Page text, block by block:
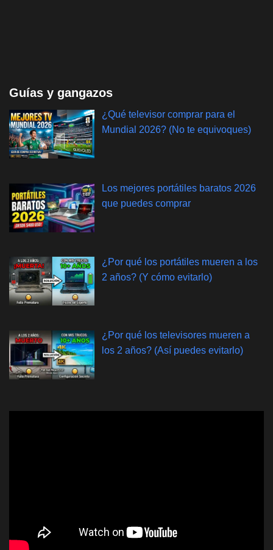
Guías y gangazos
¿Qué televisor comprar para el
Mundial 2026? (No te equivoques)
Los mejores portátiles baratos 2026
que puedes comprar
¿Por qué los portátiles mueren a los
2 años? (Y cómo evitarlo)
¿Por qué los televisores mueren a
los 2 años? (Así puedes evitarlo)